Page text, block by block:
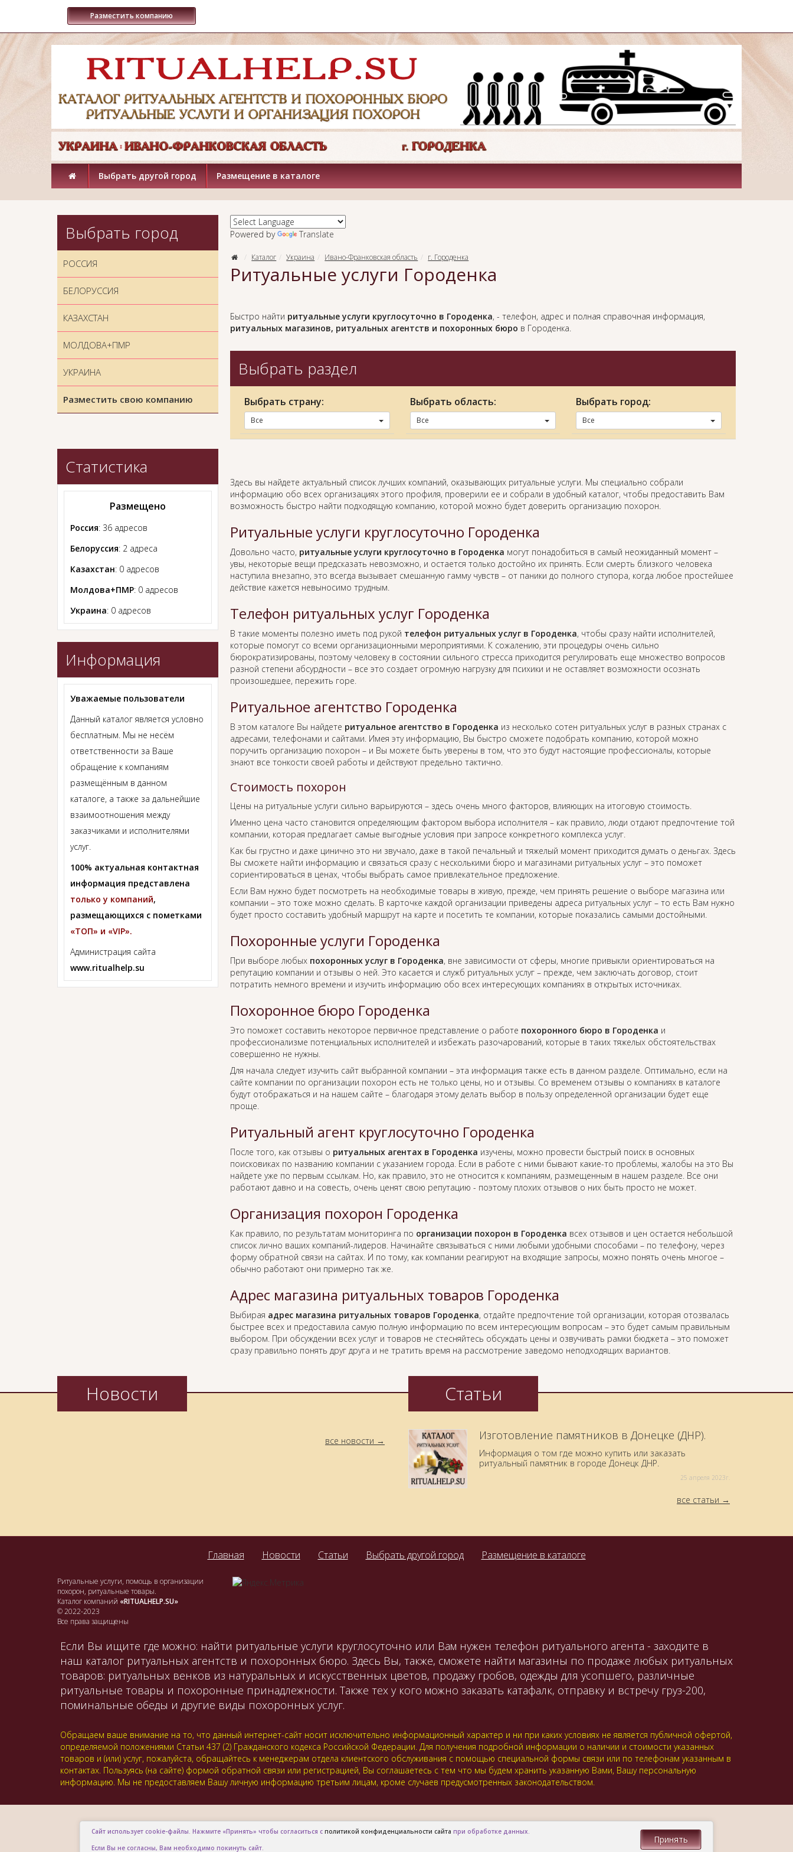
Разместить компанию
Выбрать другой город Размещение в каталоге
Powered by Translate
Каталог Украина Ивано-Франковская область г. Городенка
Ритуальные услуги Городенка
Быстро найти ритуальные услуги круглосуточно в Городенка, - телефон, адрес и полная справочная информация,
ритуальных магазинов, ритуальных агентств и похоронных бюро в Городенка.
Выбрать раздел
Выбрать страну:
Все
Выбрать область:
Все
Выбрать город:
Все
Здесь вы найдете актуальный список лучших компаний, оказывающих ритуальные услуги. Мы специально собрали
информацию обо всех организациях этого профиля, проверили ее и собрали в удобный каталог, чтобы предоставить Вам
возможность быстро найти подходящую компанию, которой можно будет доверить организацию похорон.
Ритуальные услуги круглосуточно Городенка
Довольно часто, ритуальные услуги круглосуточно в Городенка могут понадобиться в самый неожиданный момент –
увы, некоторые вещи предсказать невозможно, и остается только достойно их принять. Если смерть близкого человека
наступила внезапно, это всегда вызывает смешанную гамму чувств – от паники до полного ступора, когда любое простейшее
действие кажется невыносимо трудным.
Телефон ритуальных услуг Городенка
В такие моменты полезно иметь под рукой телефон ритуальных услуг в Городенка, чтобы сразу найти исполнителей,
которые помогут со всеми организационными мероприятиями. К сожалению, эти процедуры очень сильно
бюрократизированы, поэтому человеку в состоянии сильного стресса приходится регулировать еще множество вопросов
разной степени абсурдности – все это создает огромную нагрузку для психики и не оставляет возможности осознать
произошедшее, пережить горе.
Ритуальное агентство Городенка
В этом каталоге Вы найдете ритуальное агентство в Городенка из несколько сотен ритуальных услуг в разных странах с
адресами, телефонами и сайтами. Имея эту информацию, Вы быстро сможете подобрать компанию, которой можно
поручить организацию похорон – и Вы можете быть уверены в том, что это будут настоящие профессионалы, которые
знают все тонкости своей работы и действуют предельно тактично.
Стоимость похорон
Цены на ритуальные услуги сильно варьируются – здесь очень много факторов, влияющих на итоговую стоимость.
Именно цена часто становится определяющим фактором выбора исполнителя – как правило, люди отдают предпочтение той
компании, которая предлагает самые выгодные условия при запросе конкретного комплекса услуг.
Как бы грустно и даже цинично это ни звучало, даже в такой печальный и тяжелый момент приходится думать о деньгах. Здесь
Вы сможете найти информацию и связаться сразу с несколькими бюро и магазинами ритуальных услуг – это поможет
сориентироваться в ценах, чтобы выбрать самое привлекательное предложение.
Если Вам нужно будет посмотреть на необходимые товары в живую, прежде, чем принять решение о выборе магазина или
компании – это тоже можно сделать. В карточке каждой организации приведены адреса ритуальных услуг – то есть Вам нужно
будет просто составить удобный маршрут на карте и посетить те компании, которые показались самыми достойными.
Похоронные услуги Городенка
При выборе любых похоронных услуг в Городенка, вне зависимости от сферы, многие привыкли ориентироваться на
репутацию компании и отзывы о ней. Это касается и служб ритуальных услуг – прежде, чем заключать договор, стоит
потратить немного времени и изучить информацию обо всех интересующих компаниях в открытых источниках.
Похоронное бюро Городенка
Это поможет составить некоторое первичное представление о работе похоронного бюро в Городенка и
профессионализме потенциальных исполнителей и избежать разочарований, которые в таких тяжелых обстоятельствах
совершенно не нужны.
Для начала следует изучить сайт выбранной компании – эта информация также есть в данном разделе. Оптимально, если на
сайте компании по организации похорон есть не только цены, но и отзывы. Со временем отзывы о компаниях в каталоге
будут отображаться и на нашем сайте – благодаря этому делать выбор в пользу определенной организации будет еще
проще.
Ритуальный агент круглосуточно Городенка
После того, как отзывы о ритуальных агентах в Городенка изучены, можно провести быстрый поиск в основных
поисковиках по названию компании с указанием города. Если в работе с ними бывают какие-то проблемы, жалобы на это Вы
найдете уже по первым ссылкам. Но, как правило, это не относится к компаниям, размещенным в нашем разделе. Все они
работают давно и на совесть, очень ценят свою репутацию - поэтому плохих отзывов о них быть просто не может.
Организация похорон Городенка
Как правило, по результатам мониторинга по организации похорон в Городенка всех отзывов и цен остается небольшой
список лично ваших компаний-лидеров. Начинайте связываться с ними любыми удобными способами – по телефону, через
форму обратной связи на сайтах. И по тому, как компании реагируют на входящие запросы, можно понять очень многое –
обычно работают они примерно так же.
Адрес магазина ритуальных товаров Городенка
Выбирая адрес магазина ритуальных товаров Городенка, отдайте предпочтение той организации, которая отозвалась
быстрее всех и предоставила самую полную информацию по всем интересующим вопросам – это будет самым правильным
выбором. При обсуждении всех услуг и товаров не стесняйтесь обсуждать цены и озвучивать рамки бюджета – это поможет
сразу правильно понять друг друга и не тратить время на рассмотрение заведомо неподходящих вариантов.
Выбрать город
РОССИЯ
БЕЛОРУССИЯ
КАЗАХСТАН
МОЛДОВА+ПМР
УКРАИНА
Разместить свою компанию
Статистика
Размещено
Россия: 36 адресов
Белоруссия: 2 адреса
Казахстан: 0 адресов
Молдова+ПМР: 0 адресов
Украина: 0 адресов
Информация
Уважаемые пользователи
Данный каталог является условно
бесплатным. Мы не несём
ответственности за Ваше
обращение к компаниям
размещённым в данном
каталоге, а также за дальнейшие
взаимоотношения между
заказчиками и исполнителями
услуг.
100% актуальная контактная
информация представлена
только у компаний,
размещающихся с пометками
«ТОП» и «VIP».
Администрация сайта
www.ritualhelp.su
Новости
все новости
Статьи
Изготовление памятников в Донецке (ДНР).
Информация о том где можно купить или заказать
ритуальный памятник в городе Донецк ДНР.
25 aпреля 2023г.
все статьи
Главная Новости Статьи Выбрать другой город Размещение в каталоге
Ритуальные услуги, помощь в организации
похорон, ритуальные товары.
Каталог компаний «RITUALHELP.SU»
© 2022-2023
Все права защищены
Если Вы ищите где можно: найти ритуальные услуги круглосуточно или Вам нужен телефон ритуального агента - заходите в
наш каталог ритуальных агентств и похоронных бюро. Здесь Вы, также, сможете найти магазины по продаже любых ритуальных
товаров: ритуальных венков из натуральных и искусственных цветов, продажу гробов, одежды для усопшего, различные
ритуальные товары и похоронные принадлежности. Также тех у кого можно заказать катафалк, отправку и встречу груз-200,
поминальные обеды и другие виды похоронных услуг.
Обращаем ваше внимание на то, что данный интернет-сайт носит исключительно информационный характер и ни при каких условиях не является публичной офертой,
определяемой положениями Статьи 437 (2) Гражданского кодекса Российской Федерации. Для получения подробной информации о наличии и стоимости указанных
товаров и (или) услуг, пожалуйста, обращайтесь к менеджерам отдела клиентского обслуживания с помощью специальной формы связи или по телефонам указанным в
контактах. Пользуясь (на сайте) формой обратной связи или регистрацией, Вы соглашаетесь с тем что мы будем хранить указанную Вами, Вашу персональную
информацию. Мы не предоставляем Вашу личную информацию третьим лицам, кроме случаев предусмотренных законодательством.
Сайт использует cookie-файлы. Нажмите «Принять» чтобы согласиться сполитикой конфиденциальности сайта при обработке данных.
Если Вы не согласны, Вам необходимо покинуть сайт.
Принять